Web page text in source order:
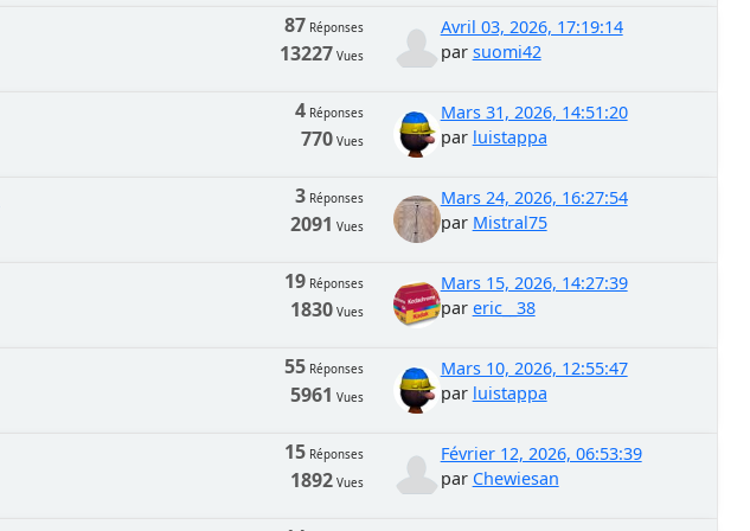
87 Réponses
13227 Vues
Avril 03, 2026, 17:19:14
par suomi42
4Réponses
770Vues
Mars 31, 2026, 14:51:20
par luistappa
3Réponses
2091 Vues
Mars 24, 2026, 16:27:54
par Mistral75
19Réponses
1830Vues
Mars 15, 2026, 14:27:39
par eric__38
55Réponses
5961 Vues
Mars 10, 2026, 12:55:47
par luistappa
15Réponses
1892Vues
Février 12, 2026, 06:53:39
par Chewiesan